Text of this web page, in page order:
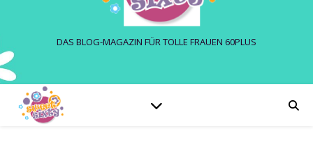
DAS BLOG-MAGAZIN FÜR TOLLE FRAUEN 60PLUS